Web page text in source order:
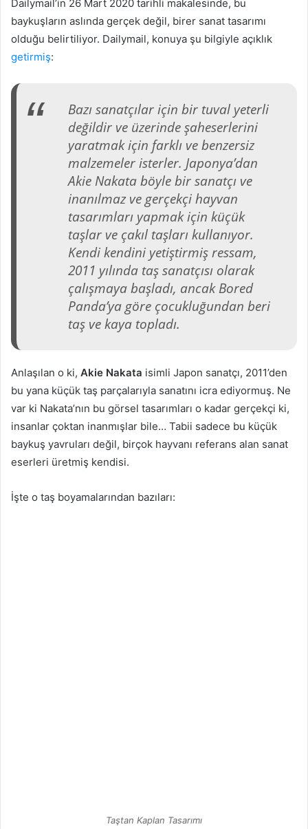
Dailymail’in 26 Mart 2020 tarihli makalesinde, bu
baykuşların aslında gerçek değil, birer sanat tasarımı
olduğu belirtiliyor. Dailymail, konuya şu bilgiyle açıklık
getirmiş:
Bazı sanatçılar için bir tuval yeterli
değildir ve üzerinde şaheserlerini
yaratmak için farklı ve benzersiz
malzemeler isterler. Japonya’dan
Akie Nakata böyle bir sanatçı ve
inanılmaz ve gerçekçi hayvan
tasarımları yapmak için küçük
taşlar ve çakıl taşları kullanıyor.
Kendi kendini yetiştirmiş ressam,
2011 yılında taş sanatçısı olarak
çalışmaya başladı, ancak Bored
Panda’ya göre çocukluğundan beri
taş ve kaya topladı.
Anlaşılan o ki, Akie Nakata isimli Japon sanatçı, 2011’den
bu yana küçük taş parçalarıyla sanatını icra ediyormuş. Ne
var ki Nakata’nın bu görsel tasarımları o kadar gerçekçi ki,
insanlar çoktan inanmışlar bile… Tabii sadece bu küçük
baykuş yavruları değil, birçok hayvanı referans alan sanat
eserleri üretmiş kendisi.
İşte o taş boyamalarından bazıları:
Taştan Kaplan Tasarımı